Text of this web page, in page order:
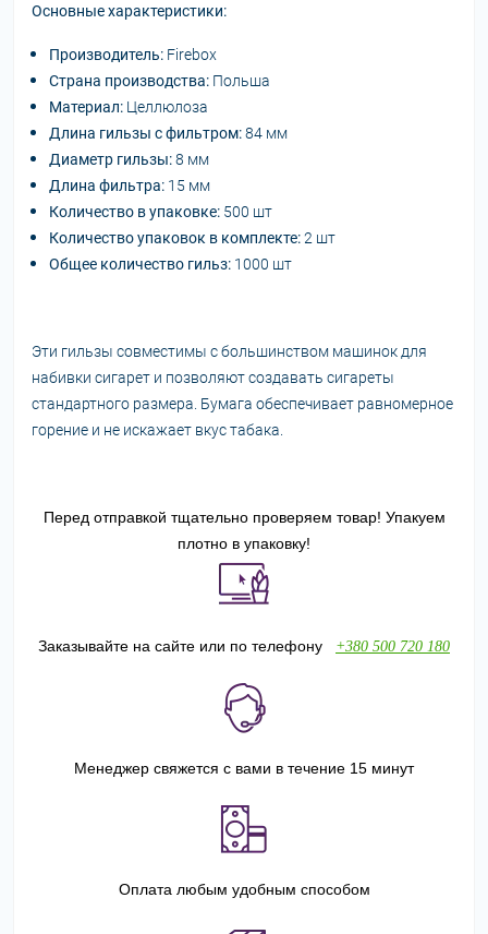
Основные характеристики:
Производитель: Firebox
Страна производства: Польша
Материал: Целлюлоза
Длина гильзы с фильтром:84 мм
Диаметр гильзы:8 мм
Длина фильтра: 15 мм
Количество в упаковке: 500 шт
Количество упаковок в комплекте:2 шт
Общее количество гильз: 1000 шт
Эти гильзы совместимы с большинством машинок для
набивки сигарет и позволяют создавать сигареты
стандартного размера. Бумага обеспечивает равномерное
горение и не искажает вкус табака.
Перед отправкой тщательно проверяем товар! Упакуем
плотно в упаковку!
Заказывайте на сайте или по телефону +380 500 720 180
Менеджер свяжется с вами в течение 15 минут
Оплата любым удобным способом